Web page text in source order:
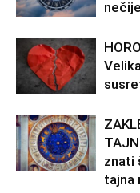
znati
tajna